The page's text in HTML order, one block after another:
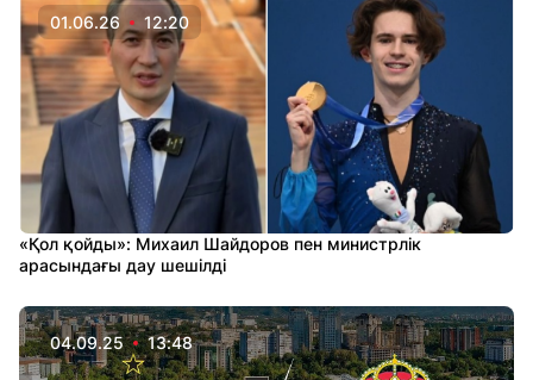
01.06.26 12:20
«Қол қойды»: Михаил Шайдоров пен министрлік
арасындағы дау шешілді
04.09.25 13:48